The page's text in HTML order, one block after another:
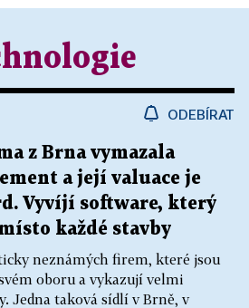
ODEBÍRAT
z Brna vymazala
a její valuace je
Vyvíjí software, který
každé stavby
neznámých firem, které jsou
oboru a vykazují velmi
Jedna taková sídlí v Brně, v